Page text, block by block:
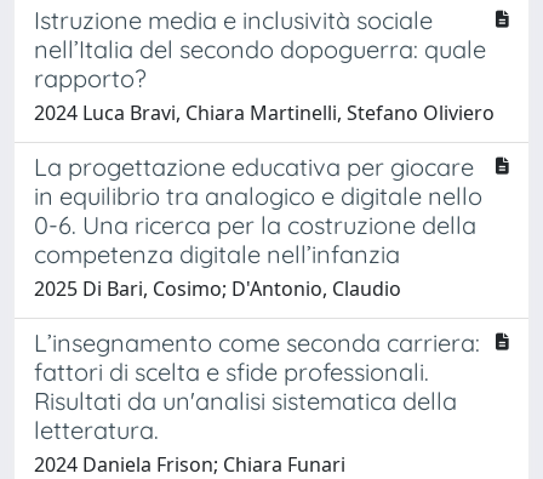
Istruzione media e inclusività sociale
nell’Italia del secondo dopoguerra: quale
rapporto?
2024 Luca Bravi, Chiara Martinelli, Stefano Oliviero
La progettazione educativa per giocare
in equilibrio tra analogico e digitale nello
0-6. Una ricerca per la costruzione della
competenza digitale nell’infanzia
2025 Di Bari, Cosimo; D'Antonio, Claudio
L’insegnamento come seconda carriera:
fattori di scelta e sfide professionali.
Risultati da un'analisi sistematica della
letteratura.
2024 Daniela Frison; Chiara Funari